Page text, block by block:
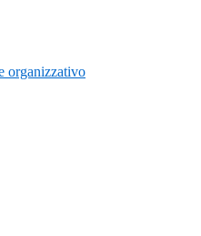
organizzativo